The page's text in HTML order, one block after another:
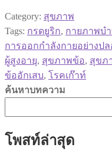
Category: สุขภาพ
Tags: กรดยูริก, กายภาพบ
การออกกำลังกายอย่างป
ผู้สูงอายุ, สุขภาพข้อ, สุขภ
ข้ออักเสบ, โรคเก๊าท์
ค้นหาบทความ
โพสท์ล่าสุด